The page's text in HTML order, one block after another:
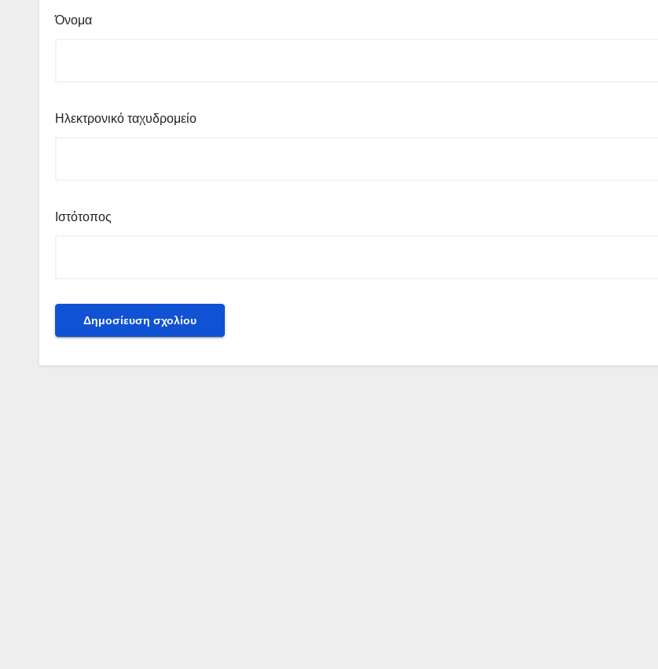
Όνομα
Ηλεκτρονικό ταχυδρομείο
Ιστότοπος